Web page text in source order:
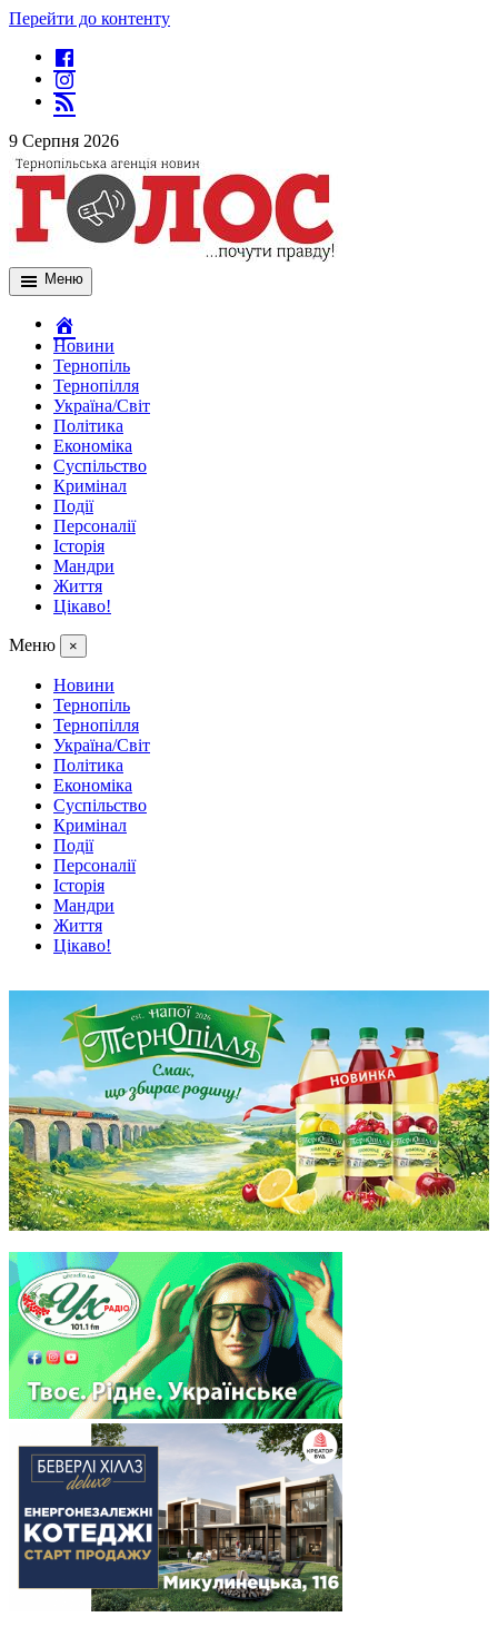
Перейти до контенту
9 Серпня 2026
Меню
Новини
Тернопіль
Тернопілля
Україна/Світ
Політика
Економіка
Суспільство
Кримінал
Події
Персоналії
Історія
Мандри
Життя
Цікаво!
Меню ×
Новини
Тернопіль
Тернопілля
Україна/Світ
Політика
Економіка
Суспільство
Кримінал
Події
Персоналії
Історія
Мандри
Життя
Цікаво!